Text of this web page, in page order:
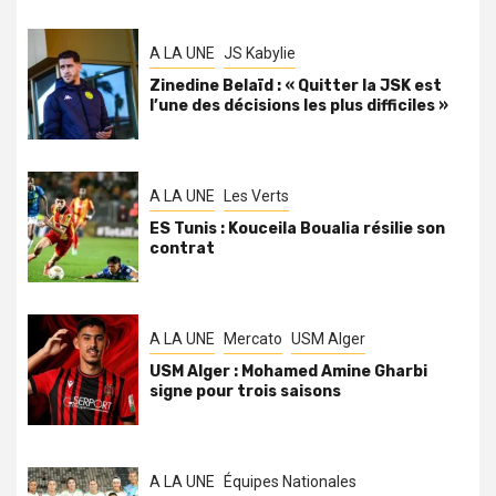
A LA UNE JS Kabylie
Zinedine Belaïd : « Quitter la JSK est
l’une des décisions les plus difficiles »
A LA UNE Les Verts
ES Tunis : Kouceila Boualia résilie son
contrat
A LA UNE Mercato USM Alger
USM Alger : Mohamed Amine Gharbi
signe pour trois saisons
A LA UNE Équipes Nationales